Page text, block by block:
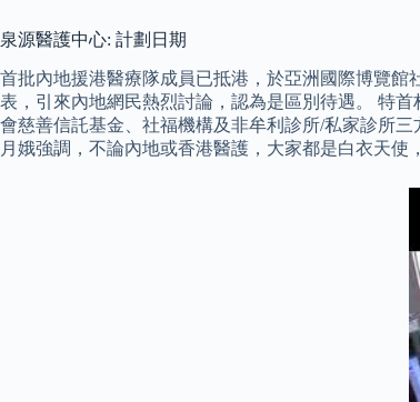
泉源醫護中心: 計劃日期
首批內地援港醫療隊成員已抵港，於亞洲國際博覽
表，引來內地網民熱烈討論，認為是區別待遇。 特
會慈善信託基金、社福機構及非牟利診所/私家診所
月娥強調，不論內地或香港醫護，大家都是白衣天